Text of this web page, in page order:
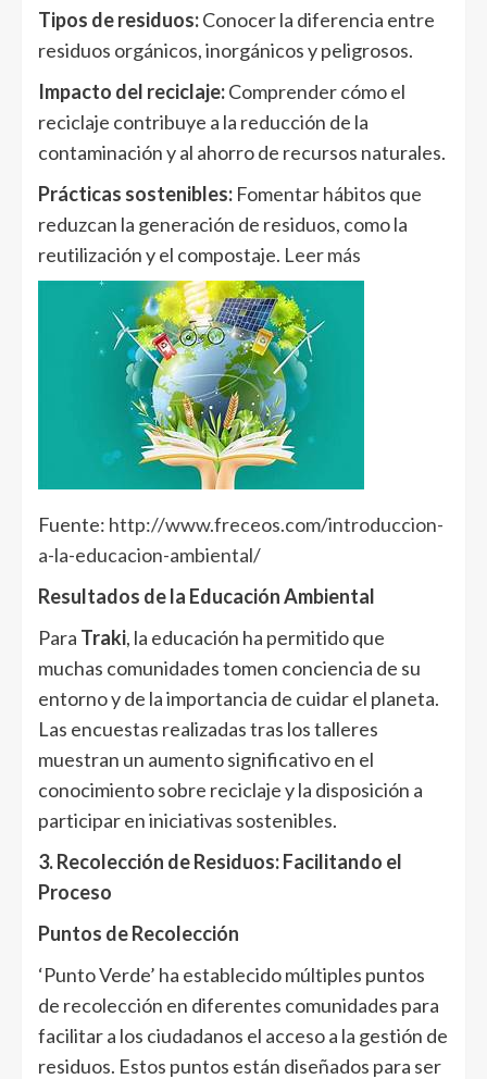
Tipos de residuos:Conocer la diferencia entre
residuos orgánicos, inorgánicos y peligrosos.
Impacto del reciclaje:Comprender cómo el
reciclaje contribuye a la reducción de la
contaminación y al ahorro de recursos naturales.
Prácticas sostenibles: Fomentar hábitos que
reduzcan la generación de residuos, como la
reutilización y el compostaje. Leer más
Fuente: http://www.freceos.com/introduccion-
a-la-educacion-ambiental/
Resultados de la Educación Ambiental
Para Traki, la educación ha permitido que
muchas comunidades tomen conciencia de su
entorno y de la importancia de cuidar el planeta.
Las encuestas realizadas tras los talleres
muestran un aumento significativo en el
conocimiento sobre reciclaje y la disposición a
participar en iniciativas sostenibles.
3. Recolección de Residuos: Facilitando el
Proceso
Puntos de Recolección
‘Punto Verde’ ha establecido múltiples puntos
de recolección en diferentes comunidades para
facilitar a los ciudadanos el acceso a la gestión de
residuos. Estos puntos están diseñados para ser